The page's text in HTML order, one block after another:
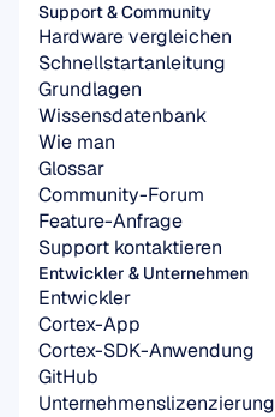
Support & Community
Hardware vergleichen
Schnellstartanleitung
Grundlagen
Wissensdatenbank
Wie man
Glossar
Community-Forum
Feature-Anfrage
Support kontaktieren
Entwickler & Unternehmen
Entwickler
Cortex-App
Cortex-SDK-Anwendung
GitHub
Unternehmenslizenzierung